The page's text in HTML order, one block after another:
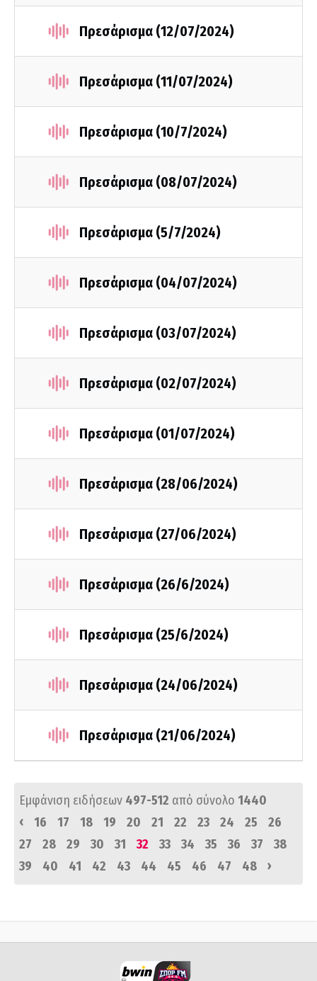
Πρεσάρισμα (12/07/2024)
Πρεσάρισμα (11/07/2024)
Πρεσάρισμα (10/7/2024)
Πρεσάρισμα (08/07/2024)
Πρεσάρισμα (5/7/2024)
Πρεσάρισμα (04/07/2024)
Πρεσάρισμα (03/07/2024)
Πρεσάρισμα (02/07/2024)
Πρεσάρισμα (01/07/2024)
Πρεσάρισμα (28/06/2024)
Πρεσάρισμα (27/06/2024)
Πρεσάρισμα (26/6/2024)
Πρεσάρισμα (25/6/2024)
Πρεσάρισμα (24/06/2024)
Πρεσάρισμα (21/06/2024)
Εμφάνιση ειδήσεων 497-512 από σύνολο 1440
‹
16 17 18 19 20 21 22 23 24 25
26
27
28 29 30 31 32 33 34 35 36 37
38
39
40 41 42 43 44 45 46 47 48 ›